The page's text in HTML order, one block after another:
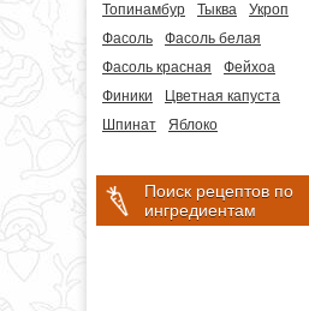
Топинамбур
Тыква
Укроп
Фасоль
Фасоль белая
Фасоль красная
Фейхоа
Финики
Цветная капуста
Шпинат
Яблоко
Поиск рецептов по
ингредиентам